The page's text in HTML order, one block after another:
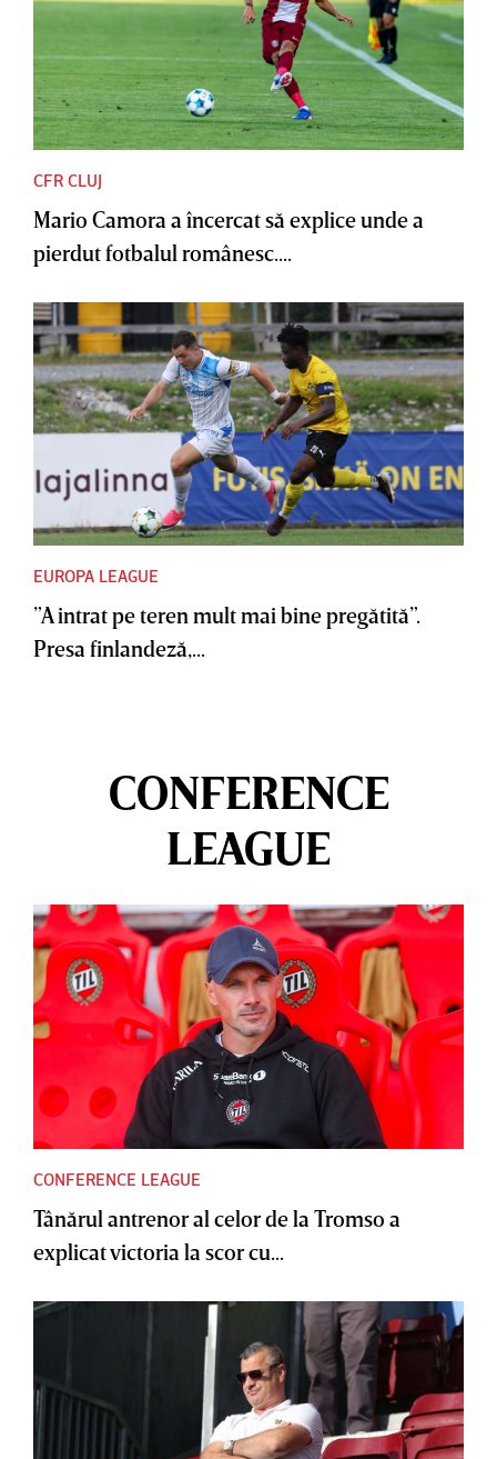
CFR CLUJ
Mario Camora a încercat să explice unde a
pierdut fotbalul românesc....
EUROPA LEAGUE
”A intrat pe teren mult mai bine pregătită”.
Presa finlandeză,...
CONFERENCE
LEAGUE
CONFERENCE LEAGUE
Tânărul antrenor al celor de la Tromso a
explicat victoria la scor cu...